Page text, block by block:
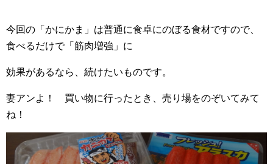
今回の「かにかま」は普通に食卓にのぼる食材ですので、
食べるだけで「筋肉増強」に
効果があるなら、続けたいものです。
妻アンよ！ 買い物に行ったとき、売り場をのぞいてみて
ね！